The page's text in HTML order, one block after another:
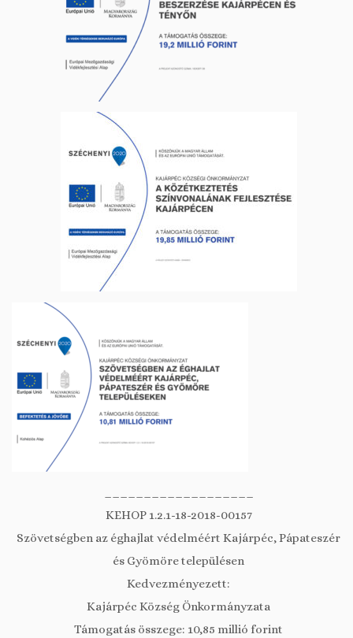
KEHOP 1.2.1-18-2018-00157
Szövetségben az éghajlat védelméért Kajárpéc, Pápateszér
és Gyömöre településen
Kedvezményezett:
Kajárpéc Község Önkormányzata
Támogatás összege: 10,85 millió forint